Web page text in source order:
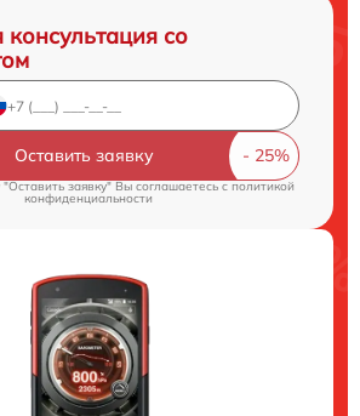
консультация со
Оставить заявку
заявку" Вы соглашаетесь c политикой
конфиденциальности